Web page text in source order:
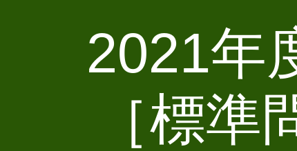
2021年
［標